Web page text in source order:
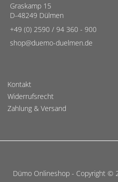
Graskamp 15
D-48249 Dülmen
+49 (0) 2590 / 94 360 - 900
shop@duemo-duelmen.de
Kontakt
Widerrufsrecht
Zahlung & Versand
Dümo Onlineshop - Copyright ©